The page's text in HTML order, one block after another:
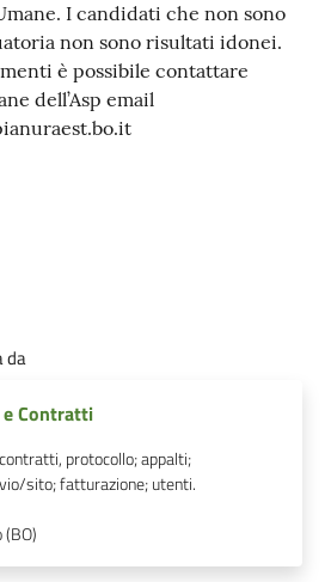
I candidati che non sono
non sono risultati idonei.
è possibile contattare
dell’Asp email
da
Contratti
protocollo; appalti;
sito; fatturazione; utenti.
(BO)